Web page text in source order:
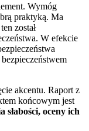
Wymóg
praktyką. Ma
został
W efekcie
akcentu. Raport z
końcowym jest
słabości, oceny ich